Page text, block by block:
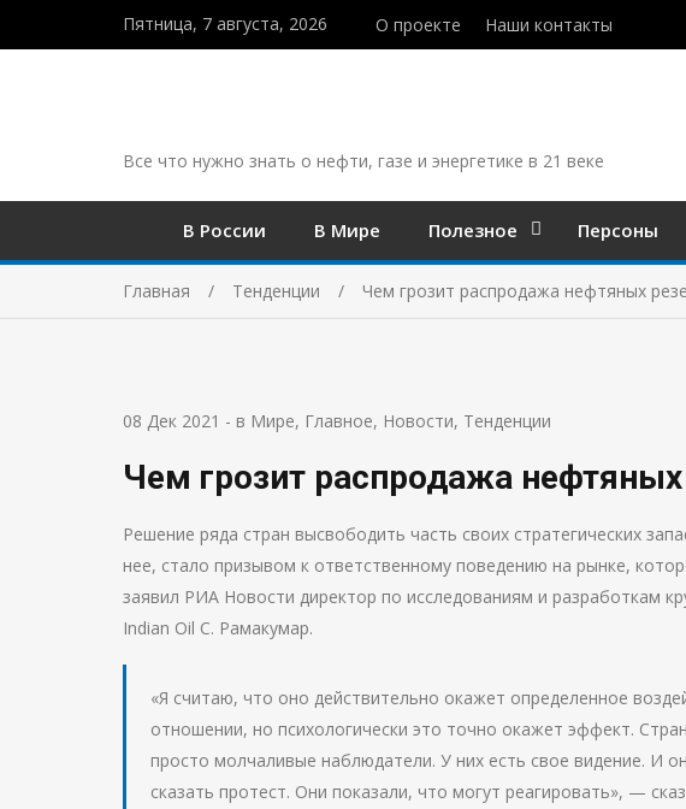
Пятница, 7 августа, 2026 О проекте Наши контакты
Все что нужно знать о нефти, газе и энергетике в 21 веке
В России В Мире Полезное Персоны
Главная Тенденции Чем грозит распродажа нефтяных
08 Дек 2021 - в Мире, Главное, Новости, Тенденции
Чем грозит распродажа нефтяных
Решение ряда стран высвободить часть своих стратегических
нее, стало призывом к ответственному поведению на рынке,
заявил РИА Новости директор по исследованиям и разработкам
Indian Oil С. Рамакумар.
«Я считаю, что оно действительно окажет определенное
отношении, но психологически это точно окажет эффект.
просто молчаливые наблюдатели. У них есть свое видение. И
сказать протест. Они показали, что могут реагировать», —